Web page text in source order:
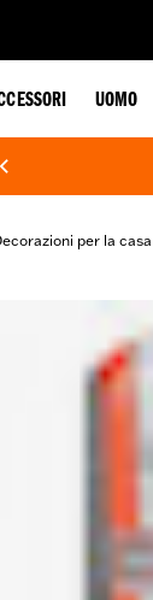
UOMO
per la casa